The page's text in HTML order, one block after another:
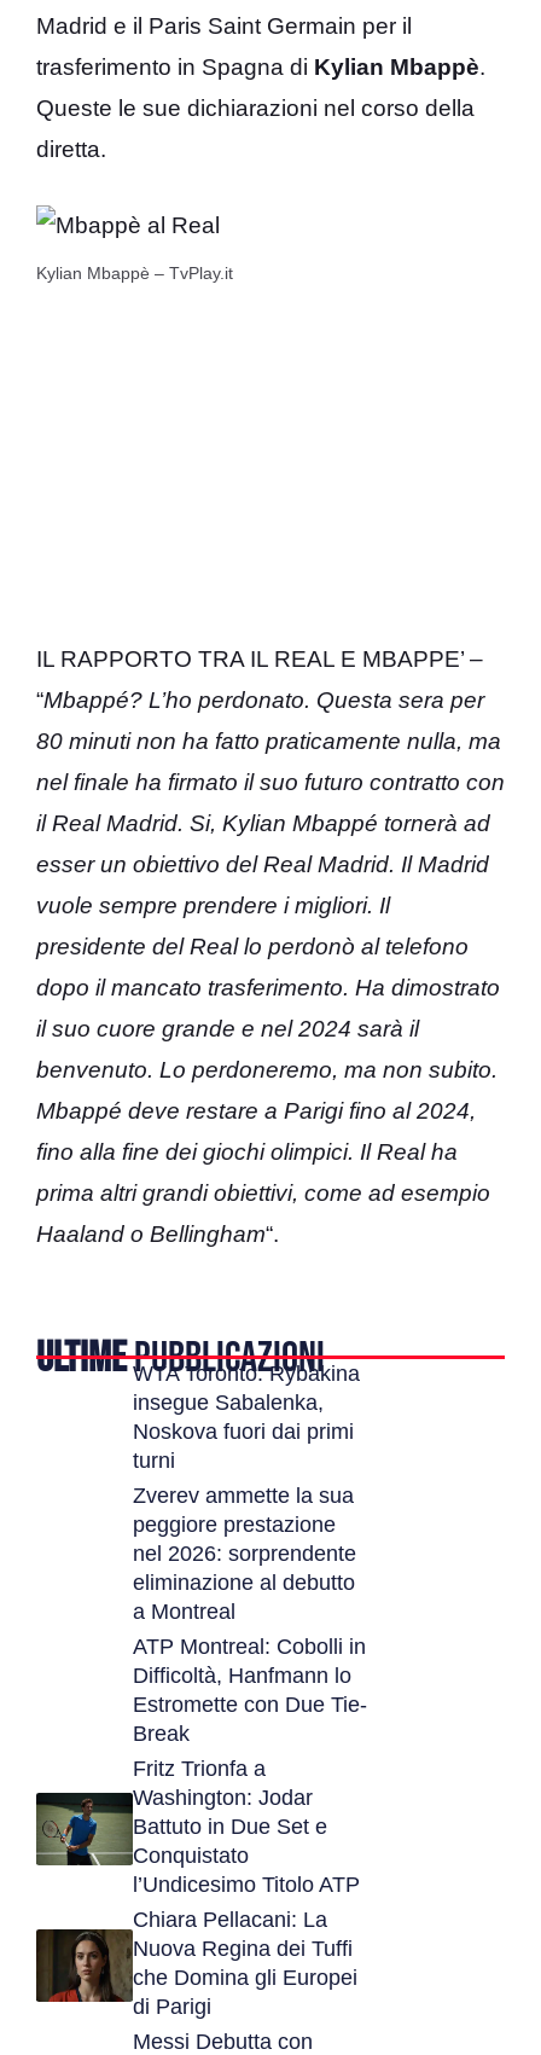
Madrid e il Paris Saint Germain per il
trasferimento in Spagna di Kylian Mbappè.
Queste le sue dichiarazioni nel corso della
diretta.
Kylian Mbappè – TvPlay.it
IL RAPPORTO TRA IL REAL E MBAPPE’ –
“Mbappé? L’ho perdonato. Questa sera per
80 minuti non ha fatto praticamente nulla, ma
nel finale ha firmato il suo futuro contratto con
il Real Madrid. Si, Kylian Mbappé tornerà ad
esser un obiettivo del Real Madrid. Il Madrid
vuole sempre prendere i migliori. Il
presidente del Real lo perdonò al telefono
dopo il mancato trasferimento. Ha dimostrato
il suo cuore grande e nel 2024 sarà il
benvenuto. Lo perdoneremo, ma non subito.
Mbappé deve restare a Parigi fino al 2024,
fino alla fine dei giochi olimpici. Il Real ha
prima altri grandi obiettivi, come ad esempio
Haaland o Bellingham“.
ULTIMEPUBBLICAZIONI
WTA Toronto: Rybakina
insegue Sabalenka,
Noskova fuori dai primi
turni
Zverev ammette la sua
peggiore prestazione
nel 2026: sorprendente
eliminazione al debutto
a Montreal
ATP Montreal: Cobolli in
Difficoltà, Hanfmann lo
Estromette con Due Tie-
Break
Fritz Trionfa a
Washington: Jodar
Battuto in Due Set e
Conquistato
l’Undicesimo Titolo ATP
Chiara Pellacani: La
Nuova Regina dei Tuffi
che Domina gli Europei
di Parigi
Messi Debutta con